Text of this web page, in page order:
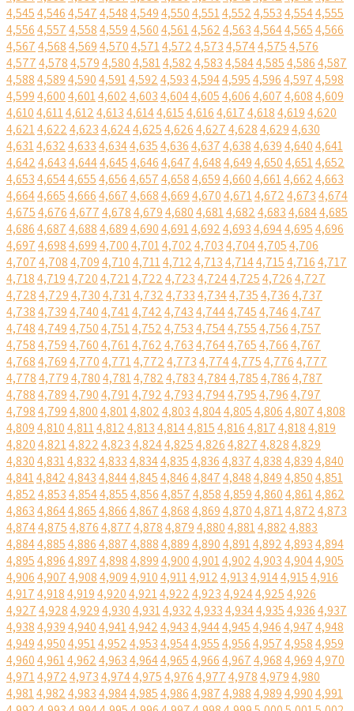
4,5454,5464,5474,5484,5494,5504,5514,5524,5534,5544,555
4,5564,5574,5584,5594,5604,5614,5624,5634,5644,5654,566
4,5674,5684,5694,5704,5714,5724,5734,5744,5754,576
4,5774,5784,5794,5804,5814,5824,5834,5844,5854,5864,587
4,5884,5894,5904,5914,5924,5934,5944,5954,5964,5974,598
4,5994,6004,6014,6024,6034,6044,6054,6064,6074,6084,609
4,6104,6114,6124,6134,6144,6154,6164,6174,6184,6194,620
4,6214,6224,6234,6244,6254,6264,6274,6284,6294,630
4,6314,6324,6334,6344,6354,6364,6374,6384,6394,6404,641
4,6424,6434,6444,6454,6464,6474,6484,6494,6504,6514,652
4,6534,6544,6554,6564,6574,6584,6594,6604,6614,6624,663
4,6644,6654,6664,6674,6684,6694,6704,6714,6724,6734,674
4,6754,6764,6774,6784,6794,6804,6814,6824,6834,6844,685
4,6864,6874,6884,6894,6904,6914,6924,6934,6944,6954,696
4,6974,6984,6994,7004,7014,7024,7034,7044,7054,706
4,7074,7084,7094,7104,7114,7124,7134,7144,7154,7164,717
4,7184,7194,7204,7214,7224,7234,7244,7254,7264,727
4,7284,7294,7304,7314,7324,7334,7344,7354,7364,737
4,7384,7394,7404,7414,7424,7434,7444,7454,7464,747
4,7484,7494,7504,7514,7524,7534,7544,7554,7564,757
4,7584,7594,7604,7614,7624,7634,7644,7654,7664,767
4,7684,7694,7704,7714,7724,7734,7744,7754,7764,777
4,7784,7794,7804,7814,7824,7834,7844,7854,7864,787
4,7884,7894,7904,7914,7924,7934,7944,7954,7964,797
4,7984,7994,8004,8014,8024,8034,8044,8054,8064,8074,808
4,8094,8104,8114,8124,8134,8144,8154,8164,8174,8184,819
4,8204,8214,8224,8234,8244,8254,8264,8274,8284,829
4,8304,8314,8324,8334,8344,8354,8364,8374,8384,8394,840
4,8414,8424,8434,8444,8454,8464,8474,8484,8494,8504,851
4,8524,8534,8544,8554,8564,8574,8584,8594,8604,8614,862
4,8634,8644,8654,8664,8674,8684,8694,8704,8714,8724,873
4,8744,8754,8764,8774,8784,8794,8804,8814,8824,883
4,8844,8854,8864,8874,8884,8894,8904,8914,8924,8934,894
4,8954,8964,8974,8984,8994,9004,9014,9024,9034,9044,905
4,9064,9074,9084,9094,9104,9114,9124,9134,9144,9154,916
4,9174,9184,9194,9204,9214,9224,9234,9244,9254,926
4,9274,9284,9294,9304,9314,9324,9334,9344,9354,9364,937
4,9384,9394,9404,9414,9424,9434,9444,9454,9464,9474,948
4,9494,9504,9514,9524,9534,9544,9554,9564,9574,9584,959
4,9604,9614,9624,9634,9644,9654,9664,9674,9684,9694,970
4,9714,9724,9734,9744,9754,9764,9774,9784,9794,980
4,9814,9824,9834,9844,9854,9864,9874,9884,9894,9904,991